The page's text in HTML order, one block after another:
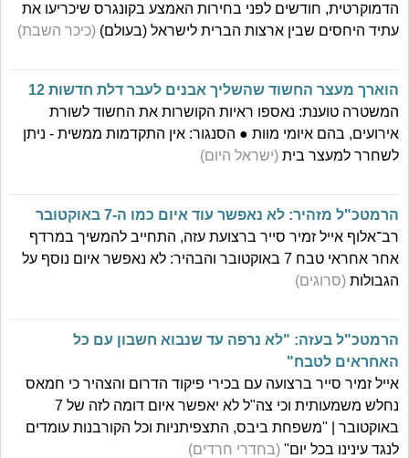
הדמוקרטית, חודשים לפני בחירות האמצע בקונגרס שיכריעו את
עתיד היחסים שבין ארצות הברית לישראל (בעולם) (כיכר השבת)
הוארך מעצר החשוד שהשליך אבנים לעבר דלת חדשות 12
המשטרה טוענת: נאספו ראיות הקושרות את החשוד לשורת
אירועים, בהם איומי מוות ● הסנגור: אין התקדמות ממשית - ניתן
לשחרר למעצר בית (ישראל היום)
הרמטכ"ל מזהיר: לא נאפשר עוד איום כמו ה-7 באוקטובר
רב־אלוף אייל זמיר סייר ברצועת עזה, התחייב להמשיך במרדף
אחר אחראי טבח 7 באוקטובר והבהיר: לא נאפשר איום נוסף על
הגבולות (סרוגים)
הרמטכ"ל בעזה: "לא נרפה עד שנבוא חשבון עם כל
האחראים לטבח"
אייל זמיר סייר ברצועה עם בכירי פיקוד הדרום והצהיר כי חמאס
נחלש משמעותית וכי צה"ל לא יאפשר איום דומה לזה של 7
באוקטובר | "משפחת ביבס, התצפיתניות וכל הקורבנות עומדים
לנגד עינינו בכל יום" (בחדרי חרדים)